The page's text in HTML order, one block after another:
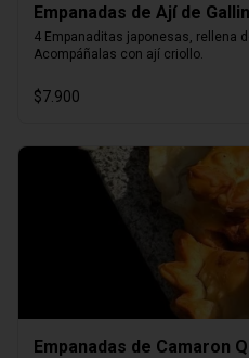
Empanadas de Ají de
4 Empanaditas japonesas, rellena
Acompáñalas con ají criollo.
$7.900
Empanadas de Camaron